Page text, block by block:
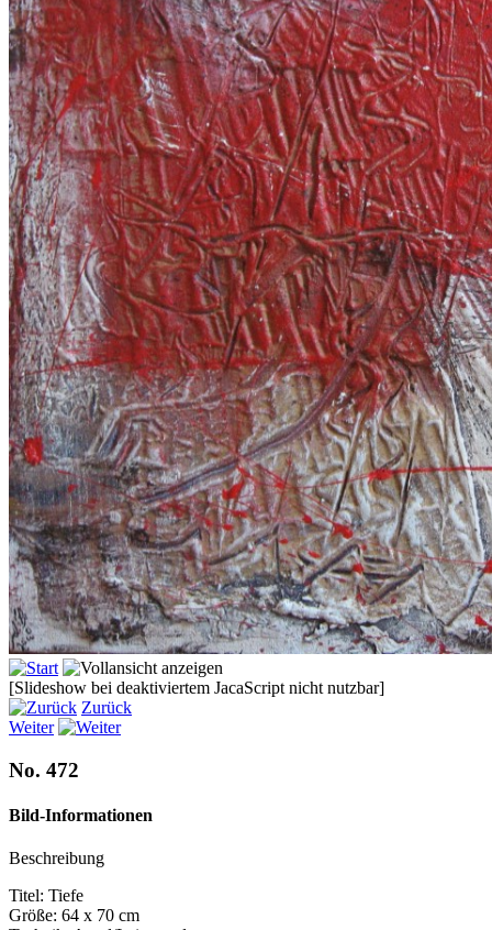
[Slideshow bei deaktiviertem JacaScript nicht nutzbar]
Zurück
Weiter
No. 472
Bild-Informationen
Beschreibung
Titel: Tiefe
Größe: 64 x 70 cm